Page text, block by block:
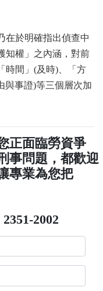
在於明確指出偵查中
知權」之內涵，對前
時間」(及時)、「方
與事證)等三個層次加
正面臨勞資爭
事問題，都歡迎
專業為您把
2002